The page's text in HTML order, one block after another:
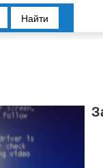
Найти